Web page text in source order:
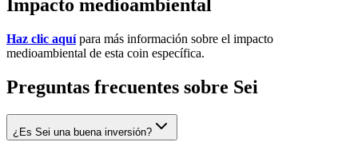
Impacto medioambiental
Haz clic aquípara más información sobre el impacto
medioambiental de esta coin específica.
Preguntas frecuentes sobre Sei
¿Es Sei una buena inversión?